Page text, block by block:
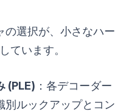
の選択が、小さなハー
ています。
(PLE) ：各デコーダー
別ルックアップとコン